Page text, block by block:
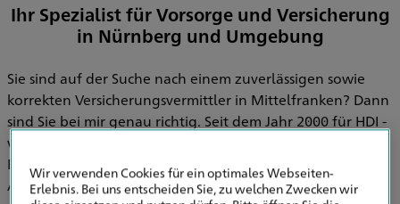
Ihr Spezialist für Vorsorge und Versicherung
in Nürnberg und Umgebung
Sie sind auf der Suche nach einem zuverlässigen sowie
korrekten Versicherungsvermittler in Mittelfranken? Dann
sind Sie bei mir genau richtig. Seit dem Jahr 2000 für HDI -
vormals Gerling - tätig, kann ich auf hohes Fachwissen im
Bereich der technisch-wissenschaftlichen Berufe sowie der
Absicherung von Freien Berufen zurückgreifen. Speziell
Wir verwenden Cookies für ein optimales Webseiten-
Erlebnis. Bei uns entscheiden Sie, zu welchen Zwecken wir